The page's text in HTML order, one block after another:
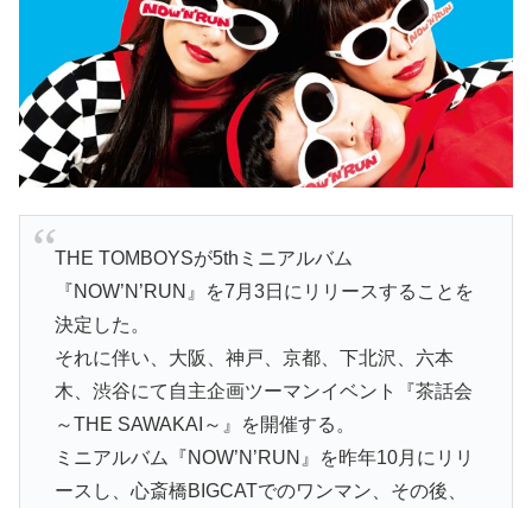
THE TOMBOYSが5thミニアルバム
『NOW’N’RUN』を7月3日にリリースすることを
決定した。
それに伴い、大阪、神戸、京都、下北沢、六本
木、渋谷にて自主企画ツーマンイベント『茶話会
～THE SAWAKAI～』を開催する。
ミニアルバム『NOW’N’RUN』を昨年10月にリリ
ースし、心斎橋BIGCATでのワンマン、その後、